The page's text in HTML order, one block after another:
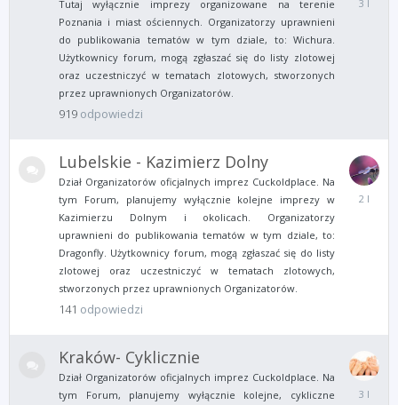
Tutaj wyłącznie imprezy organizowane na terenie
Poznania i miast ościennych. Organizatorzy uprawnieni
do publikowania tematów w tym dziale, to: Wichura.
Użytkownicy forum, mogą zgłaszać się do listy zlotowej
oraz uczestniczyć w tematach zlotowych, stworzonych
przez uprawnionych Organizatorów.
919 odpowiedzi
Lubelskie - Kazimierz Dolny
Dział Organizatorów oficjalnych imprez Cuckoldplace. Na
tym Forum, planujemy wyłącznie kolejne imprezy w
Kazimierzu Dolnym i okolicach. Organizatorzy
uprawnieni do publikowania tematów w tym dziale, to:
Dragonfly. Użytkownicy forum, mogą zgłaszać się do listy
zlotowej oraz uczestniczyć w tematach zlotowych,
stworzonych przez uprawnionych Organizatorów.
141 odpowiedzi
22
Kraków- Cyklicznie
Dział Organizatorów oficjalnych imprez Cuckoldplace. Na
tym Forum, planujemy wyłącznie kolejne, cykliczne
18